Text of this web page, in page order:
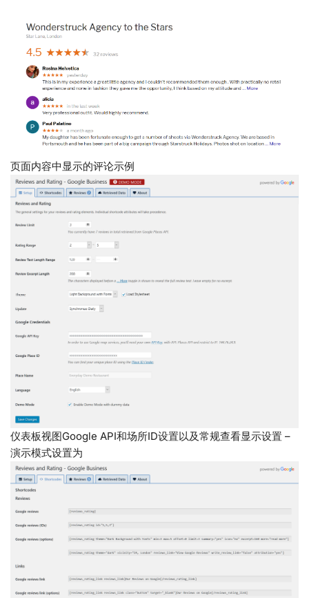
页面内容中显示的评论示例
仪表板视图Google API和场所ID设置以及常规查看显示设置 –
演示模式设置为